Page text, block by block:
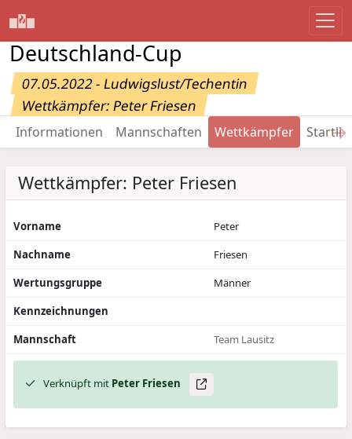
Deutschland-Cup
07.05.2022 - Ludwigslust/Techentin
Wettkämpfer: Peter Friesen
Informationen Mannschaften Wettkämpfer →
Wettkämpfer: Peter Friesen
Vorname
Peter
Nachname
Friesen
Wertungsgruppe
Männer
Kennzeichnungen
Mannschaft
Team Lausitz
Verknüpft mit Peter Friesen